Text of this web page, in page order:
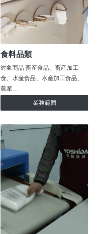
食料品類
対象商品 畜産食品、畜産加工
食、水産食品、水産加工食品、
農産…
業務範囲